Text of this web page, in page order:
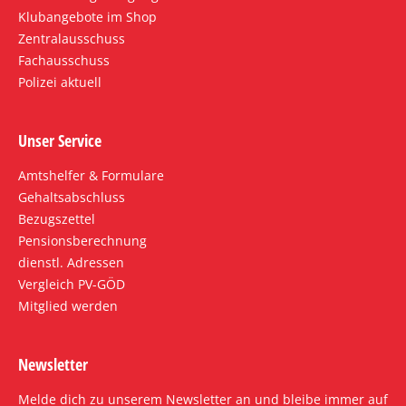
Klubangebote im Shop
Zentralausschuss
Fachausschuss
Polizei aktuell
Unser Service
Amtshelfer & Formulare
Gehaltsabschluss
Bezugszettel
Pensionsberechnung
dienstl. Adressen
Vergleich PV-GÖD
Mitglied werden
Newsletter
Melde dich zu unserem Newsletter an und bleibe immer auf